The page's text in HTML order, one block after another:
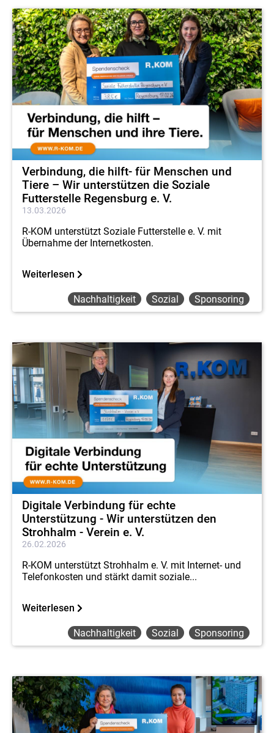
Verbindung, die hilft- für Menschen und
Tiere – Wir unterstützen die Soziale
Futterstelle Regensburg e. V.
13.03.2026
R-KOM unterstützt Soziale Futterstelle e. V. mit
Übernahme der Internetkosten.
Weiterlesen
Nachhaltigkeit Sozial Sponsoring
Digitale Verbindung für echte
Unterstützung - Wir unterstützen den
Strohhalm - Verein e. V.
26.02.2026
R-KOM unterstützt Strohhalm e. V. mit Internet- und
Telefonkosten und stärkt damit soziale...
Weiterlesen
Nachhaltigkeit Sozial Sponsoring